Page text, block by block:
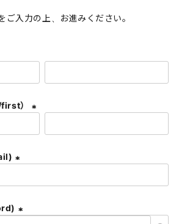
ご入力の上、お進みください。
）
必
)
必
)